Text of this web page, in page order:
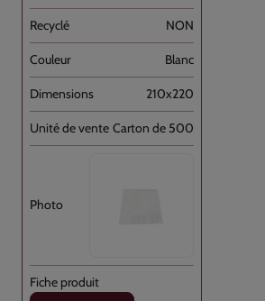
NON
Blanc
210x220
Carton de 500